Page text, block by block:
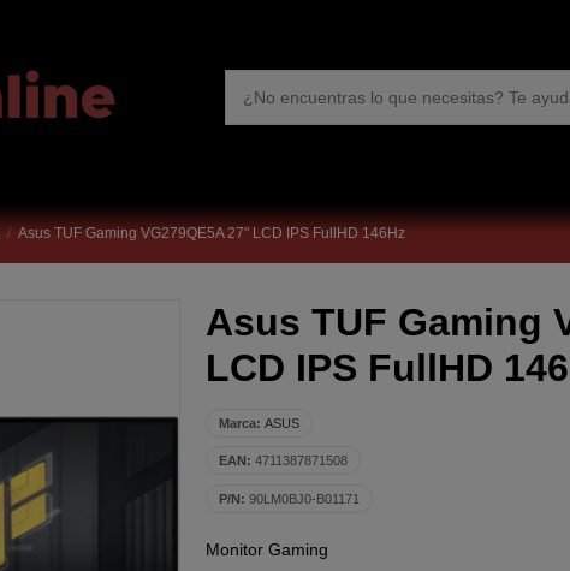
Asus TUF Gaming VG279QE5A 27" LCD IPS FullHD 146Hz
Asus TUF Gaming
LCD IPS FullHD
Marca: ASUS
EAN: 4711387871508
P/N: 90LM0BJ0-B01171
Monitor Gaming